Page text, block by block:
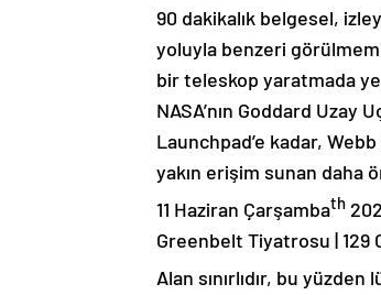
90 dakikalık belgesel,
yoluyla benzeri
bir teleskop yaratmada
NASA’nın Goddard Uzay
Launchpad’e kadar,
yakın erişim sunan daha
11 Haziran Çarşambath
Greenbelt Tiyatrosu | 129
Alan sınırlıdır, bu yüzden